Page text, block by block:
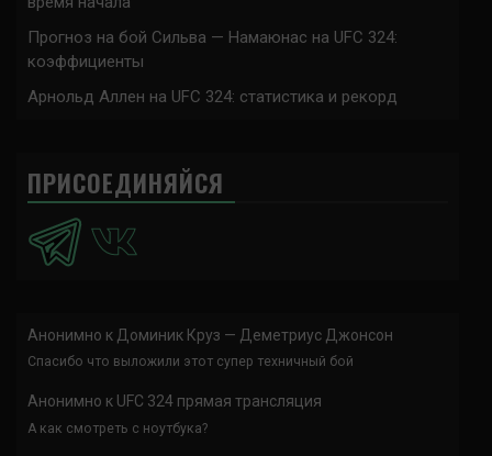
Прогноз на бой Сильва — Намаюнас на UFC 324:
коэффициенты
Арнольд Аллен на UFC 324: статистика и рекорд
ПРИСОЕДИНЯЙСЯ
Анонимно к Доминик Круз — Деметриус Джонсон
Спасибо что выложили этот супер техничный бой
Анонимно к UFC 324 прямая трансляция
А как смотреть с ноутбука?